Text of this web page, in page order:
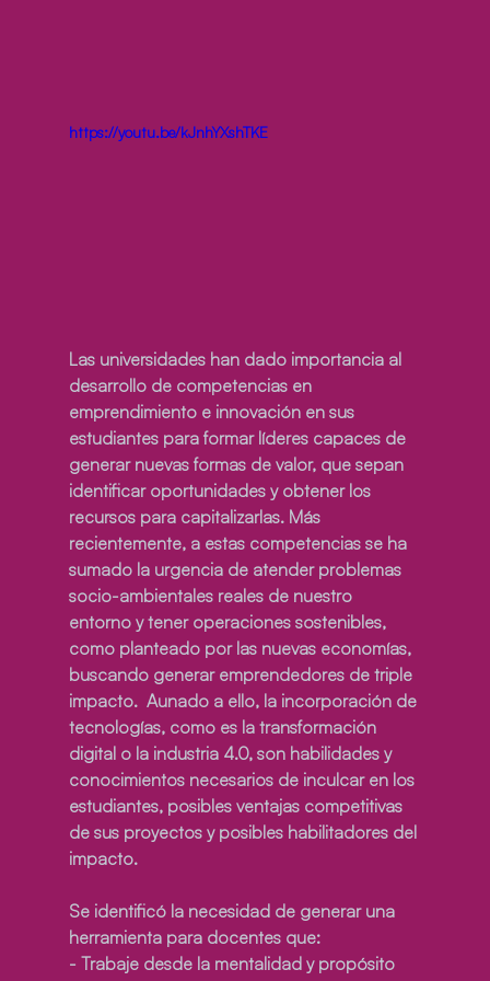
https://youtu.be/kJnhYXshTKE
Las universidades han dado importancia al
desarrollo de competencias en
emprendimiento e innovación en sus
estudiantes para formar líderes capaces de
generar nuevas formas de valor, que sepan
identificar oportunidades y obtener los
recursos para capitalizarlas. Más
recientemente, a estas competencias se ha
sumado la urgencia de atender problemas
socio-ambientales reales de nuestro
entorno y tener operaciones sostenibles,
como planteado por las nuevas economías,
buscando generar emprendedores de triple
impacto.  Aunado a ello, la incorporación de
tecnologías, como es la transformación
digital o la industria 4.0, son habilidades y
conocimientos necesarios de inculcar en los
estudiantes, posibles ventajas competitivas
de sus proyectos y posibles habilitadores del
impacto.
Se identificó la necesidad de generar una
herramienta para docentes que:
- Trabaje desde la mentalidad y propósito